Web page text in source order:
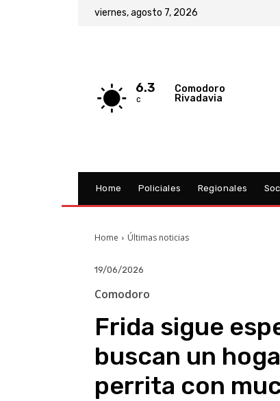
viernes, agosto 7, 2026
6.3
C
Comodoro
Rivadavia
Home Policiales Regionales
Home Últimas noticias
19/06/2026
Comodoro
Frida sigue
buscan un
perrita con